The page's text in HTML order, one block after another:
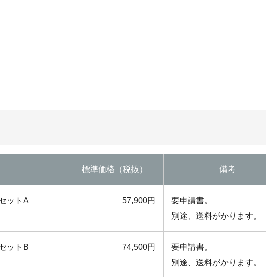
標準価格（税抜） 備考
ットA 57,900円
要申請書。
別途、送料がかります。
ットB 74,500円
要申請書。
別途、送料がかります。